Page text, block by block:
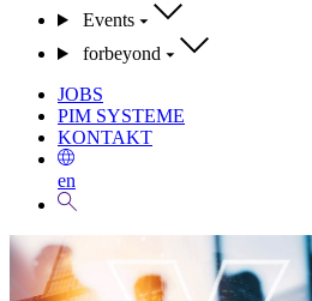
Events
forbeyond
JOBS
PIM SYSTEME
KONTAKT
en